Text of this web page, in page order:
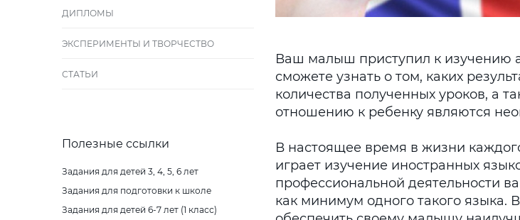
ДИПЛОМЫ
ЭКСПЕРИМЕНТЫ И ТВОРЧЕСТВО
СТАТЬИ
Полезные ссылки
Задания для детей 3, 4, 5, 6 лет
Задания для подготовки к школе
Задания для детей 6-7 лет (1 класс)
Ваш малыш приступил к изучению
сможете узнать о том, каких
количества полученных уроков, а
отношению к ребенку являются
В настоящее время в жизни
играет изучение иностранных
профессиональной деятельности
как минимум одного такого языка.